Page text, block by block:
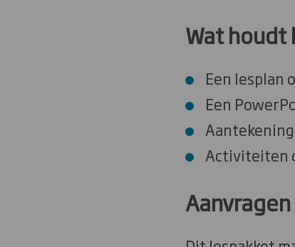
Wat houdt
Een lesplan
Een
Activiteiten